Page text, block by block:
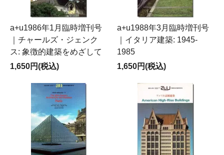
a+u1986年1月臨時増刊号
｜チャールズ・ジェンク
ス: 象徴的建築をめざして
1,650円(税込)
a+u1988年3月臨時増刊号
｜イタリア建築: 1945-
1985
1,650円(税込)